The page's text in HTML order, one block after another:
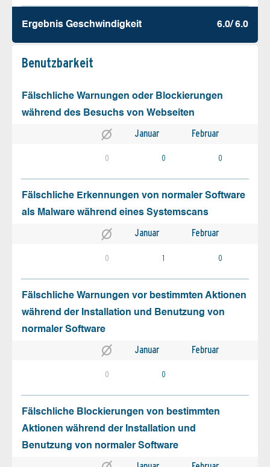
Ergebnis Geschw­indigkeit 6.0/ 6.0
Benutz­barkeit
Fälschliche Warnungen oder Blockierungen
während des Besuchs von Webseiten
Januar Februar
0 0 0
Fälschliche Erkennungen von normaler Software
als Malware während eines Systemscans
Januar Februar
0 1 0
Fälschliche Warnungen vor bestimmten Aktionen
während der Installation und Benutzung von
normaler Software
Januar Februar
0 0
Fälschliche Blockierungen von bestimmten
Aktionen während der Installation und
Benutzung von normaler Software